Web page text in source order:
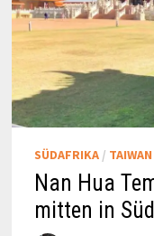
SÜDAFRIKA/ TAIWAN
Nan Hua
mitten in